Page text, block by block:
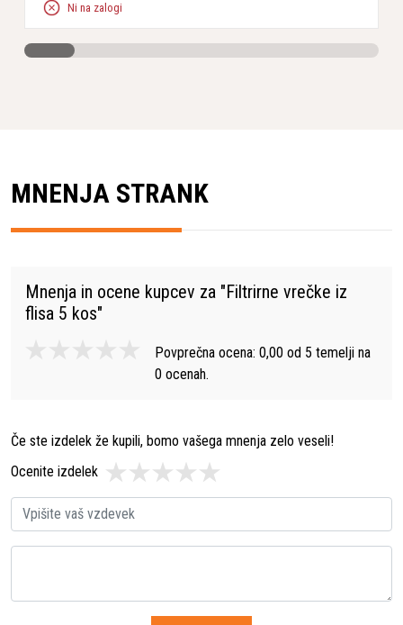
Ni na zalogi
MNENJA STRANK
Mnenja in ocene kupcev za "Filtrirne vrečke iz
flisa 5 kos"
Povprečna ocena: 0,00 od 5 temelji na
0 ocenah.
Če ste izdelek že kupili, bomo vašega mnenja zelo veseli!
Ocenite izdelek